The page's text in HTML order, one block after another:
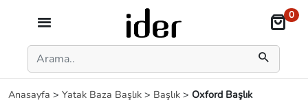
0
Anasayfa > Yatak Baza Başlık > Başlık > Oxford Başlık